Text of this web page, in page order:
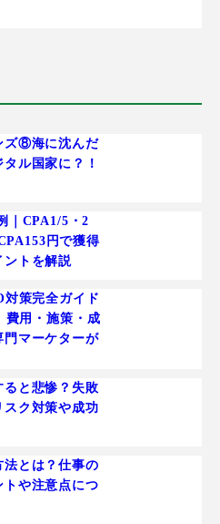
ズ⑧海に沈んだ
ル国家に？！
｜CPA1/5・2
円で獲得
ントを解説
対策完全ガイド
費用・施策・成
門マーケターが
と悲惨？失敗
スク対策や成功
とは？仕事の
や注意点につ